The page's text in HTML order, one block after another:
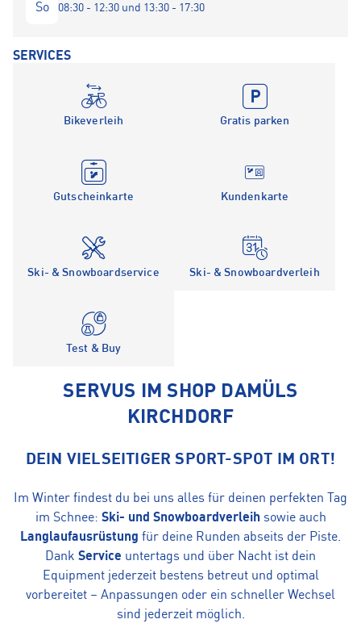
So 08:30 - 12:30 und 13:30 - 17:30
SERVICES
Bikeverleih Gratis parken
Gutscheinkarte Kundenkarte
Ski- & Snowboardservice Ski- & Snowboardverleih
Test & Buy
SERVUS IM SHOP DAMÜLS
KIRCHDORF
DEIN VIELSEITIGER SPORT-SPOT IM ORT!
Im Winter findest du bei uns alles für deinen perfekten Tag
im Schnee: Ski- und Snowboardverleih sowie auch
Langlaufausrüstung für deine Runden abseits der Piste.
Dank Service untertags und über Nacht ist dein
Equipment jederzeit bestens betreut und optimal
vorbereitet – Anpassungen oder ein schneller Wechsel
sind jederzeit möglich.